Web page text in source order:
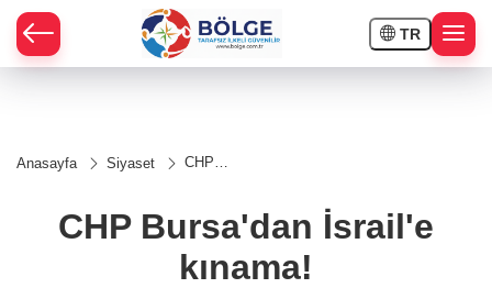
TR
Anasayfa Siyaset
CHP
CHP Bursa'dan İsrail'e
kınama!